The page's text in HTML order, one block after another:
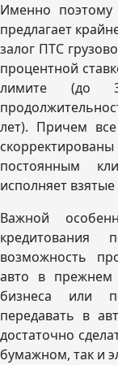
Именно
предлагает
залог ПТС
процентной
лимите (до
лет). Причем
постоянным
исполняет
Важной
возможность
авто в
бизнеса или
передавать в
достаточно
бумажном, так и